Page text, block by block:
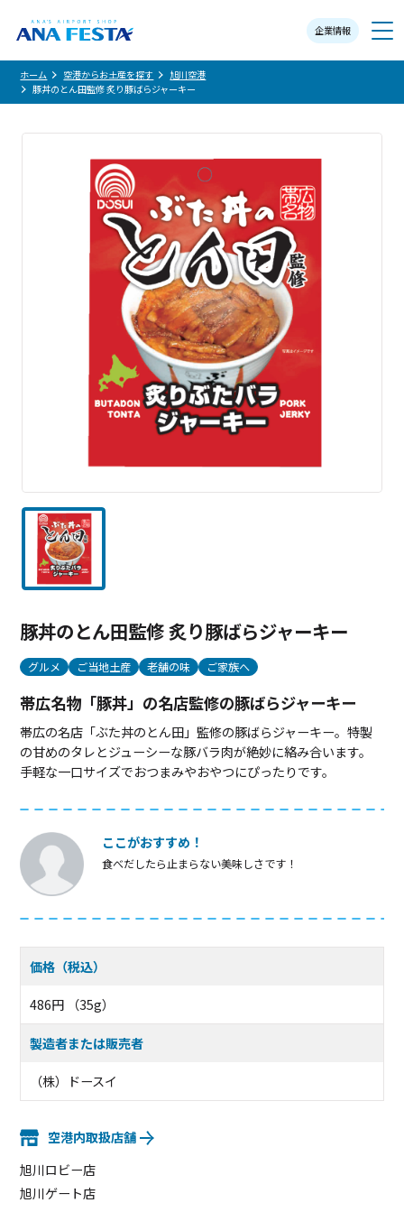
企業情報
メニュー
ホーム 空港からお土産を探す
旭川空港
豚丼のとん田監修 炙り豚ばらジャーキー
豚丼のとん田監修 炙り豚ばらジャーキー
グルメ ご当地土産 老舗の味 ご家族へ
帯広名物「豚丼」の名店監修の豚ばらジャーキー
帯広の名店「ぶた丼のとん田」監修の豚ばらジャーキー。特製
の甘めのタレとジューシーな豚バラ肉が絶妙に絡み合います。
手軽な一口サイズでおつまみやおやつにぴったりです。
ここがおすすめ！
食べだしたら止まらない美味しさです！
価格（税込）
486円 （35g）
製造者または販売者
（株）ドースイ
空港内取扱店舗
旭川ロビー店
旭川ゲート店